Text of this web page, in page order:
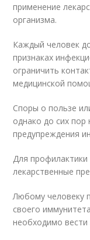
применение
организма.
Каждый человек
признаках
ограничить
медицинской
Споры о пользе
однако до сих
предупреждения
Для
лекарственные
Любому человеку
своего
необходимо